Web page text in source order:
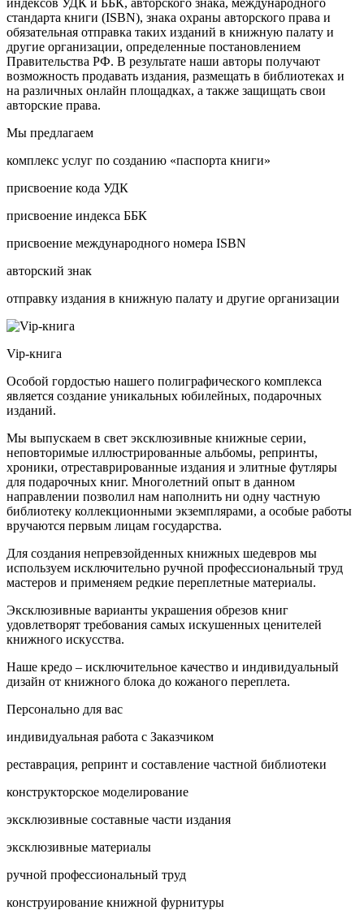
стандарта книги (ISBN), знака охраны авторского права и
обязательная отправка таких изданий в книжную палату и
другие организации, определенные постановлением
Правительства РФ. В результате наши авторы получают
возможность продавать издания, размещать в библиотеках и
на различных онлайн площадках, а также защищать свои
авторские права.
Мы предлагаем
комплекс услуг по созданию «паспорта книги»
присвоение кода УДК
присвоение индекса ББК
присвоение международного номера ISBN
авторский знак
отправку издания в книжную палату и другие организации
Vip-книга
Особой гордостью нашего полиграфического комплекса
является создание уникальных юбилейных, подарочных
изданий.
Мы выпускаем в свет эксклюзивные книжные серии,
неповторимые иллюстрированные альбомы, репринты,
хроники, отреставрированные издания и элитные футляры
для подарочных книг. Многолетний опыт в данном
направлении позволил нам наполнить ни одну частную
библиотеку коллекционными экземплярами, а особые работы
вручаются первым лицам государства.
Для создания непревзойденных книжных шедевров мы
используем исключительно ручной профессиональный труд
мастеров и применяем редкие переплетные материалы.
Эксклюзивные варианты украшения обрезов книг
удовлетворят требования самых искушенных ценителей
книжного искусства.
Наше кредо – исключительное качество и индивидуальный
дизайн от книжного блока до кожаного переплета.
Персонально для вас
индивидуальная работа с Заказчиком
реставрация, репринт и составление частной библиотеки
конструкторское моделирование
эксклюзивные составные части издания
эксклюзивные материалы
ручной профессиональный труд
конструирование книжной фурнитуры